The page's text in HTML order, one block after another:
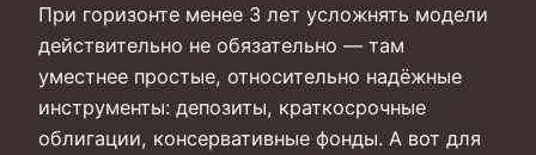
При горизонте менее 3 лет усложнять модели
действительно не обязательно — там
уместнее простые, относительно надёжные
инструменты: депозиты, краткосрочные
облигации, консервативные фонды. А вот для